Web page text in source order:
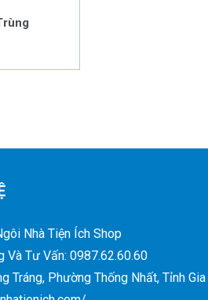
Nhà Tiện Ích Shop
Tư Vấn: 0987.62.60.60
Tráng, Phường Thống Nhất, Tỉnh